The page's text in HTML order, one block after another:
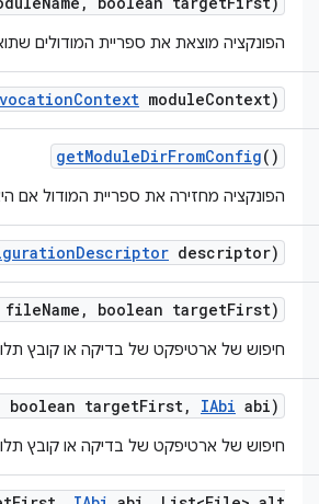
הפונקציה מוצאת את ספריית המודולים
Context moduleContext)
getModuleDirFromConfig()
הפונקציה מחזירה את ספריית המודול אם
Descriptor descriptor)
fileName , boolean targetFirst)
חיפוש של ארטיפקט של בדיקה או קובץ
boolean targetFirst, IAbi abi)
חיפוש של ארטיפקט של בדיקה או קובץ